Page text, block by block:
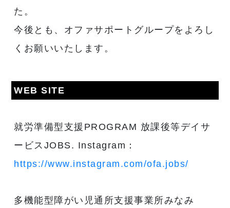
た。
今後とも、オファサポートグループをよろし
くお願いいたします。
WEB SITE
就労準備型支援PROGRAM 放課後等デイサ
ービスJOBS. Instagram：
https://www.instagram.com/ofa.jobs/
多機能型障がい児通所支援事業所みなみ